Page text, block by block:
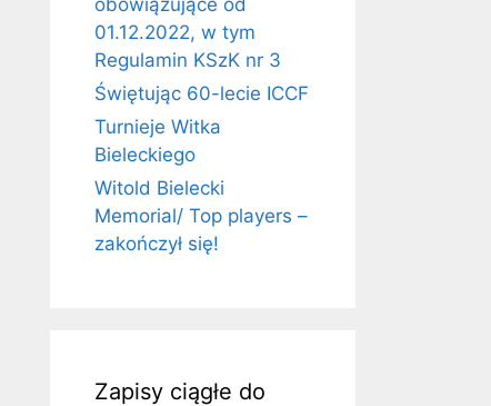
01.12.2022, w tym
Regulamin KSzK nr 3
Świętując 60-lecie ICCF
Turnieje Witka
Bieleckiego
Witold Bielecki
Memorial/ Top players –
zakończył się!
Zapisy ciągłe do